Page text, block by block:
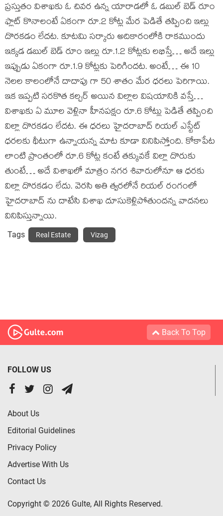
ప్రస్తుతం విశాఖకు ఓ చివర ఉన్న యారాడలో ఓ డబుల్ బెడ్ రూం
ఫ్లాట్ కొనాలంటే ఏకంగా రూ.2 కోట్ల మేర పెడితే తప్పించి ఇల్లు
దొరకడం లేదట. కూటమి సర్కారు అదికారంలోకి రాకముందు
ఇక్కడ డబుల్ బెడ్ రూం ఇల్లు రూ.1.2 కోట్లకు లభిస్తే… అదే ఇల్లు
ఇప్పుడు ఏకంగా రూ.1.9 కోట్లకు పెరిగిందట. అంటే… ఈ 10
నెలల కాలంలోనే దాదాపు గా 50 శాతం మేర ధరలు పెరిగాయి.
ఇక ఇప్పటి సరకొత కల్చర్ అయిన విల్లాల విషయానికి వస్తే…
విశాఖకు ఏ మూల వెళ్లినా హీనపక్షం రూ.6 కోట్లు పెడితే తప్పించి
విల్లా దొరకడం లేదట. ఈ ధరలు హైదరాబాద్ రియల్ ఎస్టేట్
ధరలకు థీటుగా ఉన్నాయన్న మాట కూడా వినిపిస్తోంది. కోకాపేట
లాంటి ప్రాంతంలో రూ.6 కోట్ల కంటే తక్కువకే విల్లా దొరుకు
తుంటే… అదే విశాఖలో మాత్రం నగర శివారులోనూ ఆ ధరకు
విల్లా దొరకడం లేదు. వెరసి అతి త్వరలోనే రియల్ రంగంలో
హైదరాబాద్ ను దాటేసి విశాఖ దూసుకెళ్లిపోతుందన్న వాదనలు
వినిపిస్తున్నాయి.
Tags Real Estate Vizag
Back To Top
FOLLOW US
About Us
Editorial Guidelines
Privacy Policy
Advertise With Us
Contact Us
Copyright © 2026 Gulte, All Rights Reserved.